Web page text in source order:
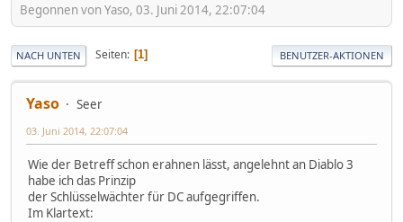
Begonnen von Yaso, 03. Juni 2014, 22:07:04
NACH UNTEN Seiten 1 BENUTZER-AKTIONEN
Yaso Seer
03. Juni 2014, 22:07:04
Wie der Betreff schon erahnen lässt, angelehnt an Diablo 3
habe ich das Prinzip
der Schlüsselwächter für DC aufgegriffen.
Im Klartext: